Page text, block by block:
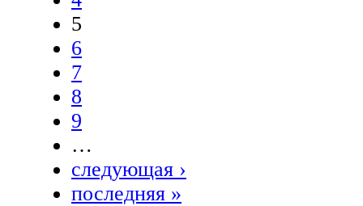
5
6
7
8
9
…
следующая ›
последняя »